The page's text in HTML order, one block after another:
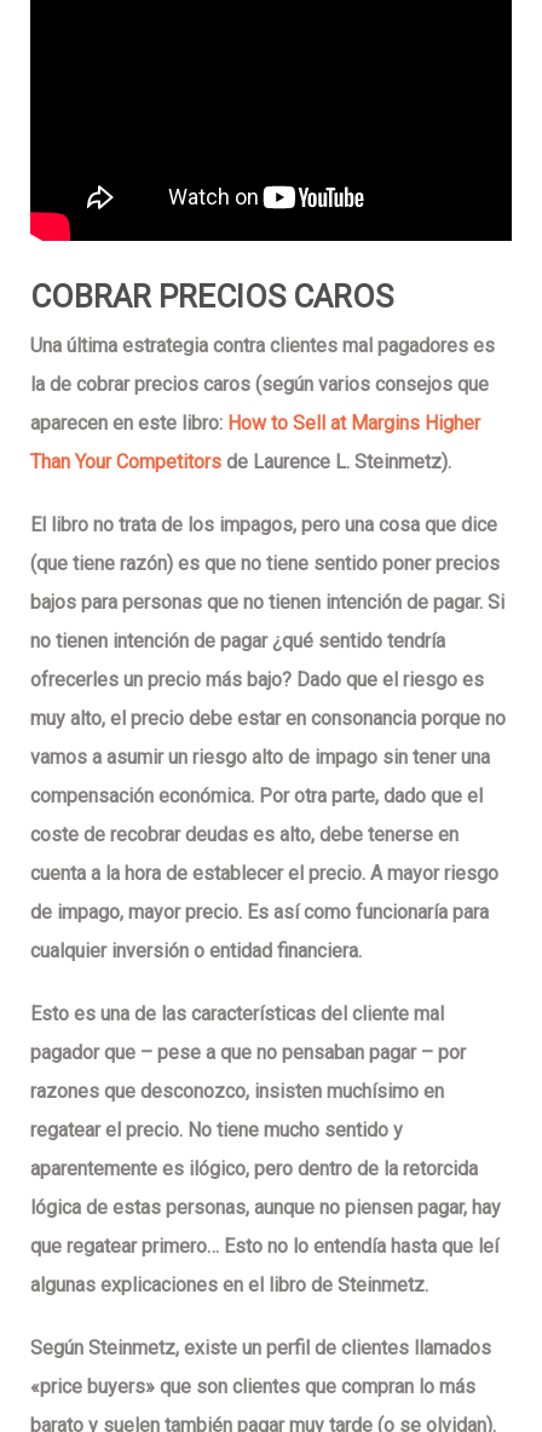
COBRAR PRECIOS CAROS
Una última estrategia contra clientes mal pagadores es
la de cobrar precios caros (según varios consejos que
aparecen en este libro: How to Sell at Margins Higher
Than Your Competitors de Laurence L. Steinmetz).
El libro no trata de los impagos, pero una cosa que dice
(que tiene razón) es que no tiene sentido poner precios
bajos para personas que no tienen intención de pagar. Si
no tienen intención de pagar ¿qué sentido tendría
ofrecerles un precio más bajo? Dado que el riesgo es
muy alto, el precio debe estar en consonancia porque no
vamos a asumir un riesgo alto de impago sin tener una
compensación económica. Por otra parte, dado que el
coste de recobrar deudas es alto, debe tenerse en
cuenta a la hora de establecer el precio. A mayor riesgo
de impago, mayor precio. Es así como funcionaría para
cualquier inversión o entidad financiera.
Esto es una de las características del cliente mal
pagador que – pese a que no pensaban pagar – por
razones que desconozco, insisten muchísimo en
regatear el precio. No tiene mucho sentido y
aparentemente es ilógico, pero dentro de la retorcida
lógica de estas personas, aunque no piensen pagar, hay
que regatear primero… Esto no lo entendía hasta que leí
algunas explicaciones en el libro de Steinmetz.
Según Steinmetz, existe un perfil de clientes llamados
«price buyers» que son clientes que compran lo más
barato y suelen también pagar muy tarde (o se olvidan).